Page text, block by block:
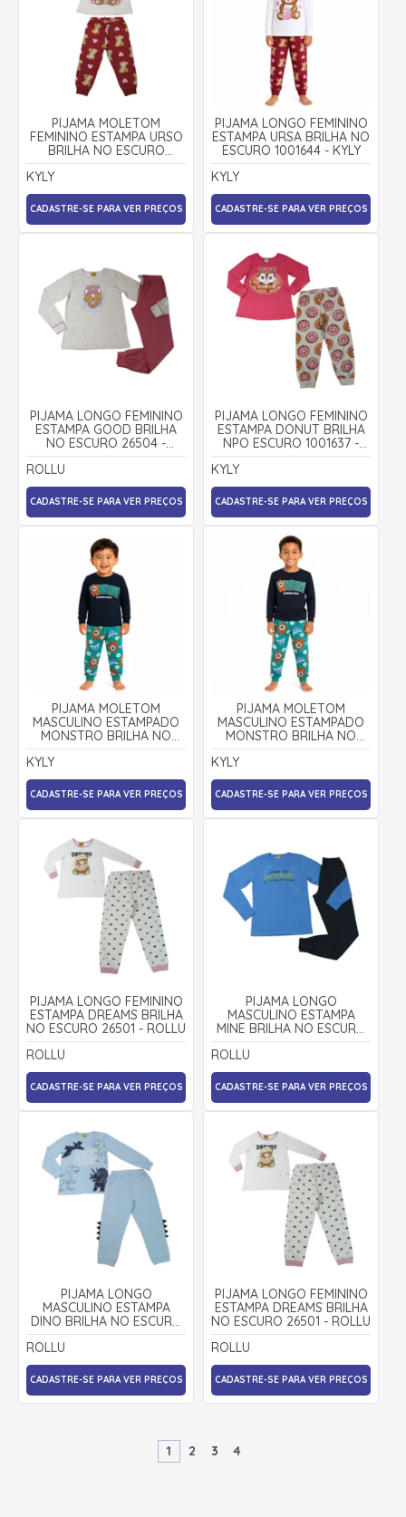
PIJAMA MOLETOM
FEMININO ESTAMPA URSO
BRILHA NO ESCURO
1001640 - KYLY
KYLY
CADASTRE-SE PARA VER PREÇOS
PIJAMA LONGO FEMININO
ESTAMPA URSA BRILHA NO
ESCURO 1001644 - KYLY
KYLY
CADASTRE-SE PARA VER PREÇOS
PIJAMA LONGO FEMININO
ESTAMPA GOOD BRILHA
NO ESCURO 26504 -
ROLLU
ROLLU
CADASTRE-SE PARA VER PREÇOS
PIJAMA LONGO FEMININO
ESTAMPA DONUT BRILHA
NPO ESCURO 1001637 -
KYLY
KYLY
CADASTRE-SE PARA VER PREÇOS
PIJAMA MOLETOM
MASCULINO ESTAMPADO
MONSTRO BRILHA NO
ESCURO 1001653 - KYLY
KYLY
CADASTRE-SE PARA VER PREÇOS
PIJAMA MOLETOM
MASCULINO ESTAMPADO
MONSTRO BRILHA NO
ESCURO 1001653 - KYLY
KYLY
CADASTRE-SE PARA VER PREÇOS
PIJAMA LONGO FEMININO
ESTAMPA DREAMS BRILHA
NO ESCURO 26501 - ROLLU
ROLLU
CADASTRE-SE PARA VER PREÇOS
PIJAMA LONGO
MASCULINO ESTAMPA
MINE BRILHA NO ESCURO
26512 - ROLLU
ROLLU
CADASTRE-SE PARA VER PREÇOS
PIJAMA LONGO
MASCULINO ESTAMPA
DINO BRILHA NO ESCURO
26511 - ROLLU
ROLLU
CADASTRE-SE PARA VER PREÇOS
PIJAMA LONGO FEMININO
ESTAMPA DREAMS BRILHA
NO ESCURO 26501 - ROLLU
ROLLU
CADASTRE-SE PARA VER PREÇOS
1 2 3 4